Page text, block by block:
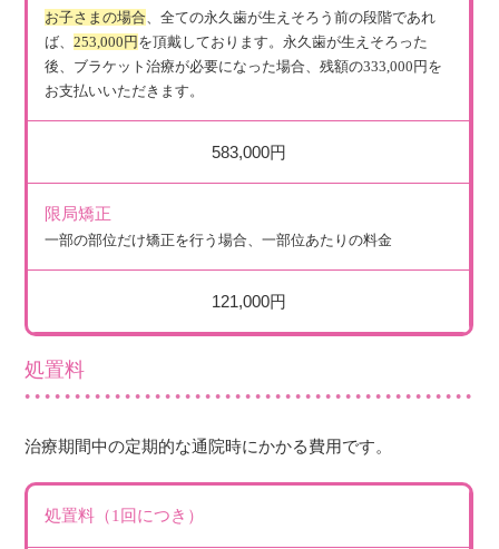
お子さまの場合 、全ての永久歯が生えそろう前の段階であれ
ば、253,000円を頂戴しております。永久歯が生えそろった
後、ブラケット治療が必要になった場合、残額の333,000円を
お支払いいただきます。
583,000円
限局矯正
一部の部位だけ矯正を行う場合、一部位あたりの料金
121,000円
処置料
治療期間中の定期的な通院時にかかる費用です。
処置料（1回につき）